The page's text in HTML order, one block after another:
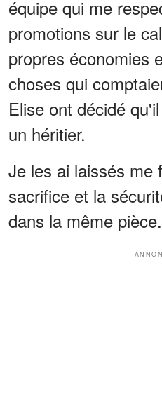
équipe qui me
promotions sur le
propres économies
choses qui
Elise ont décidé
un héritier.
Je les ai laissés me
sacrifice et la
dans la même pièce.